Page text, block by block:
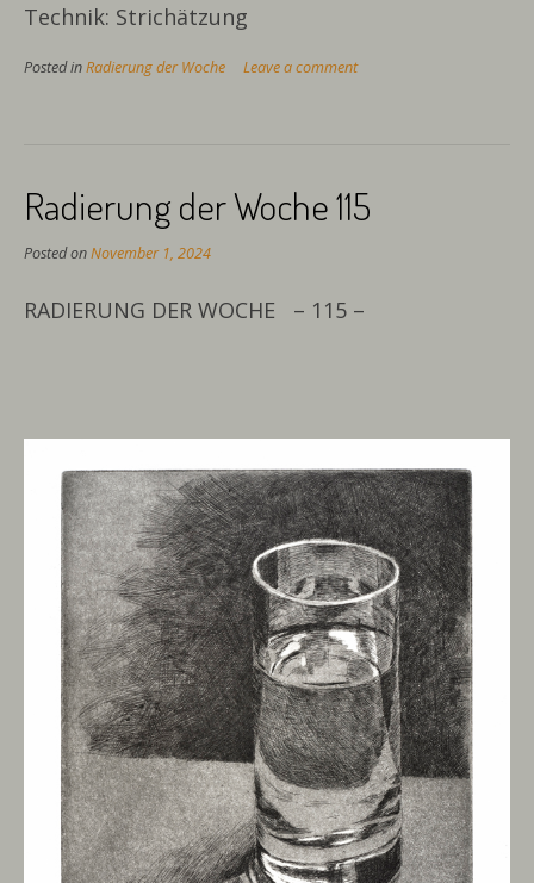
Technik: Strichätzung
Posted inRadierung der Woche Leave a comment
Radierung der Woche 115
Posted onNovember 1, 2024
RADIERUNG DER WOCHE – 115 –